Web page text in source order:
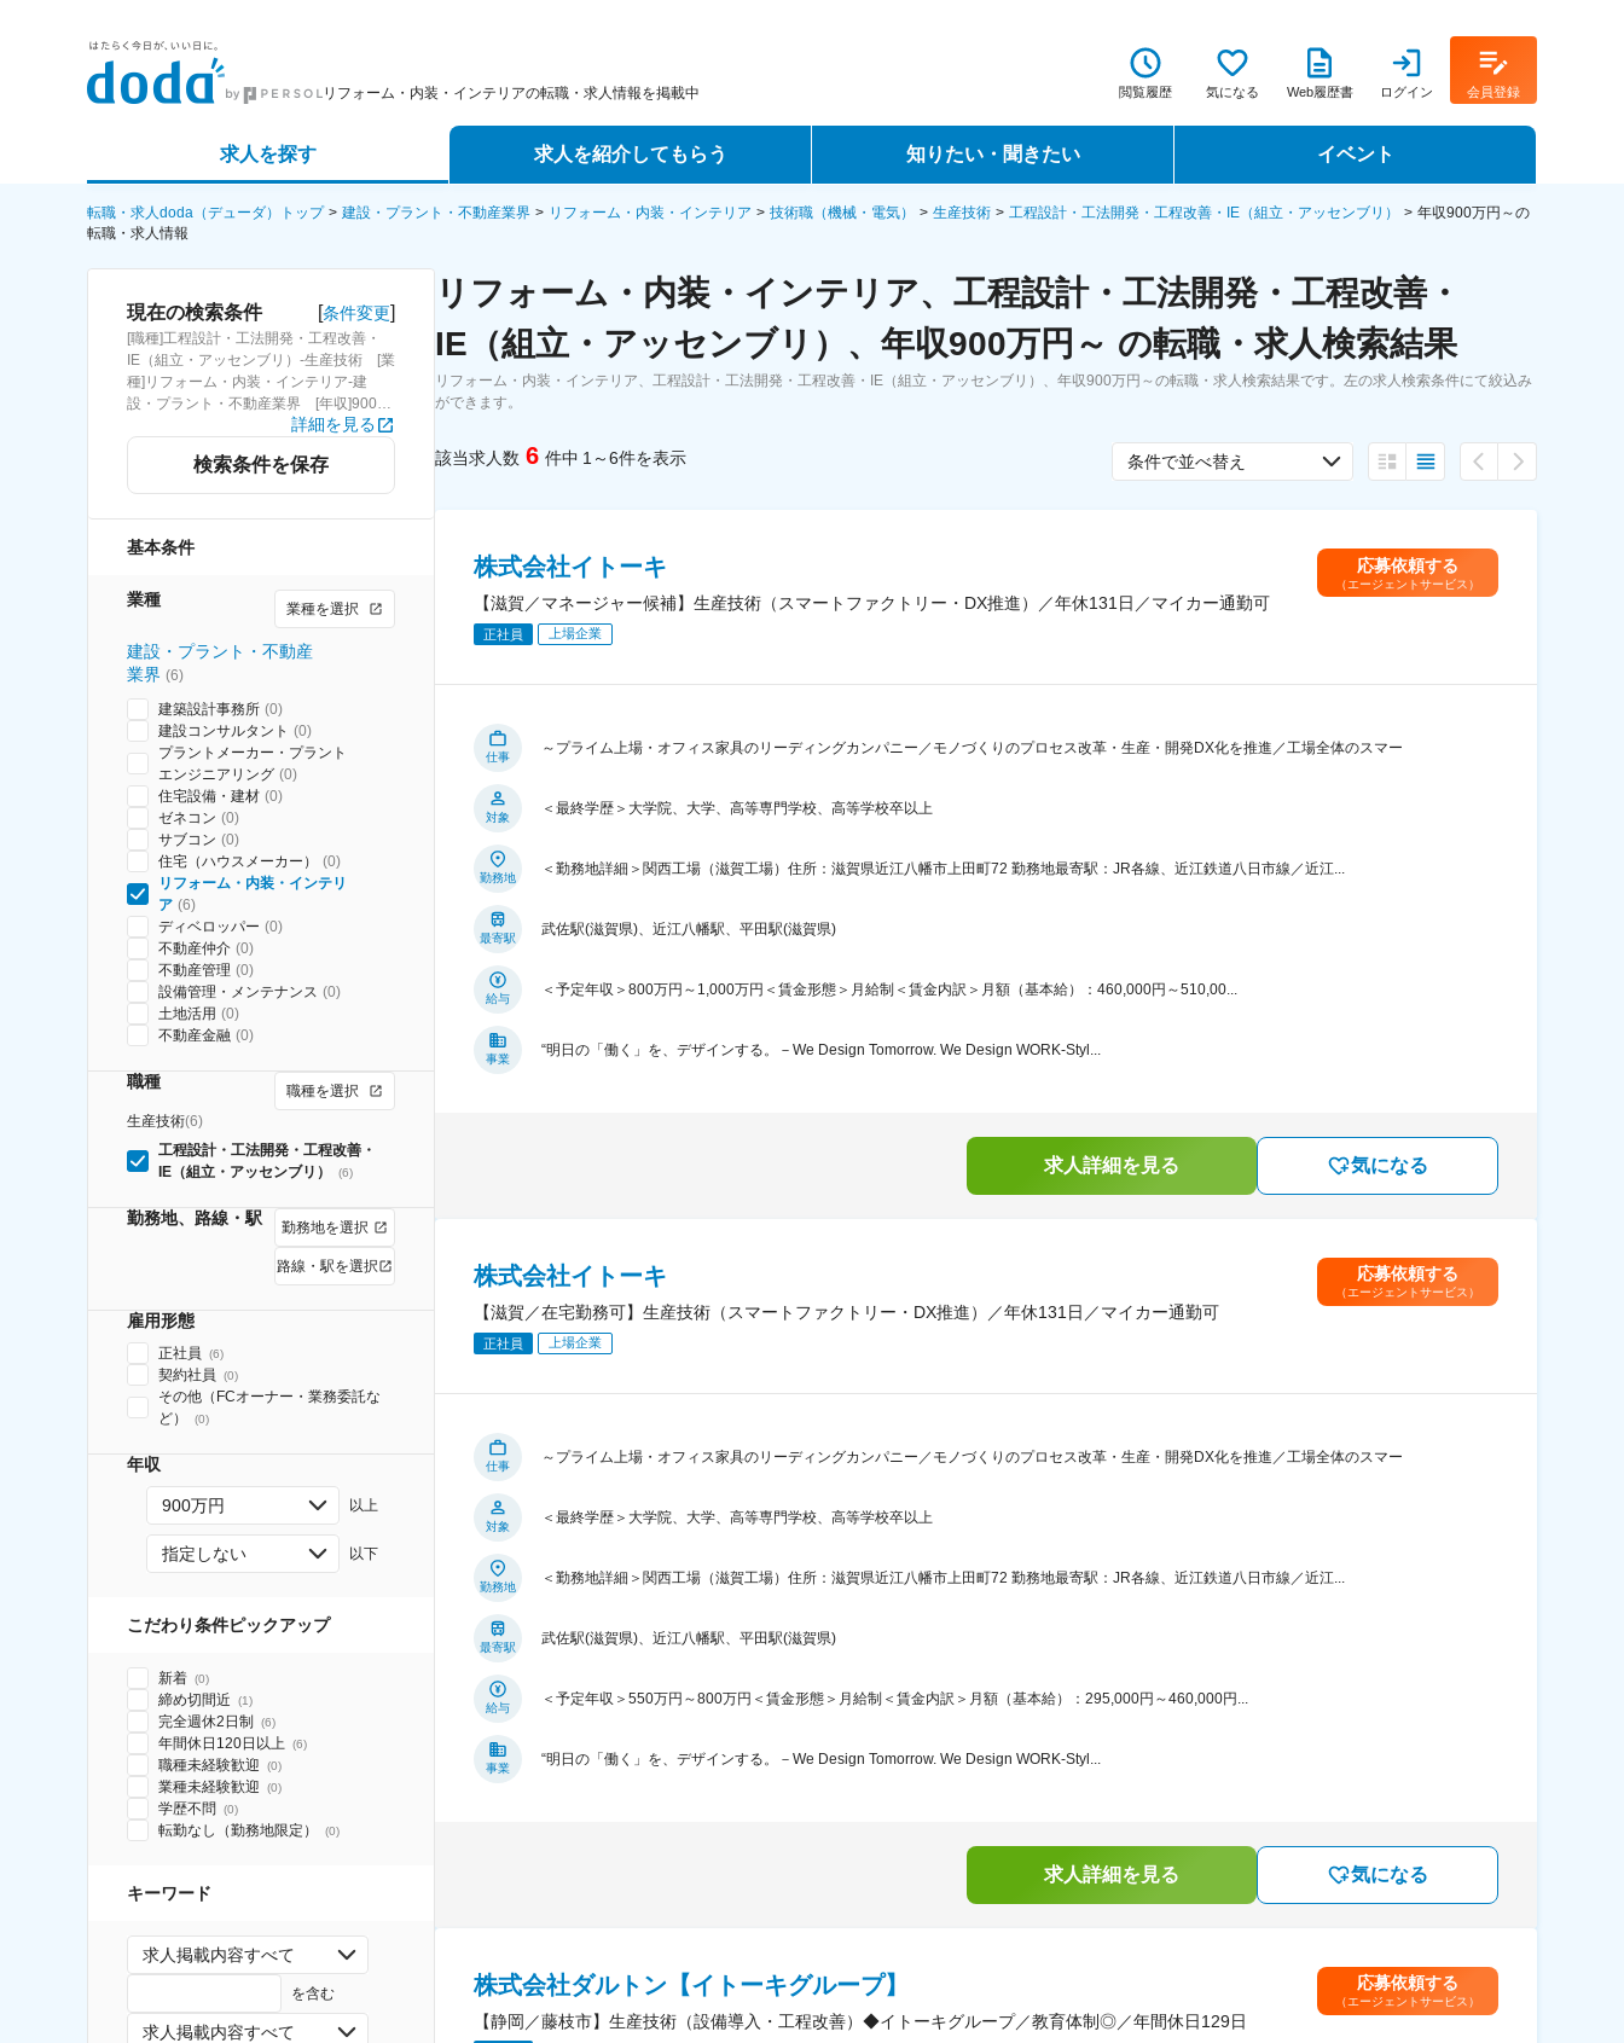
リフォーム・内装・インテリアの転職・求人情報を掲載中 閲覧履歴 気になる Web履歴書 ログイン 会員登録
求人を探す
詳細条件から探す
新着求人から探す
求人特集から探す
求人を紹介してもらう
エージェントサービス
パートナーエージェントサービス
知りたい・聞きたい
転職ノウハウ
コラム・インタビュー
転職Q&A
イベント
転職イベント・転職セミナー
転職フェア
転職セミナー動画
転職・求人doda（デューダ）トップ 建設・プラント・不動産業界 リフォーム・内装・インテリア 技術職（機械・電気） 生産技術 工程設計・工法開発・工程改善・IE（組立・アッセンブリ）
年収900万円～の
転職・求人情報
現在の検索条件 [条件変更]
[職種]工程設計・工法開発・工程改善・
IE（組立・アッセンブリ）-生産技術 [業
種]リフォーム・内装・インテリア-建
設・プラント・不動産業界 [年収]900万
詳細を見る
検索条件を保存
基本条件
業種 業種を選択
建設・プラント・不動産
業界 (6)
建築設計事務所 (0)
建設コンサルタント (0)
プラントメーカー・プラント
エンジニアリング (0)
住宅設備・建材 (0)
ゼネコン (0)
サブコン (0)
住宅（ハウスメーカー）
(0)
リフォーム・内装・インテリ
ア (6)
ディベロッパー (0)
不動産仲介 (0)
不動産管理 (0)
設備管理・メンテナンス (0)
土地活用 (0)
不動産金融 (0)
職種
職種を選択
生産技術(6)
工程設計・工法開発・工程改善・
IE（組立・アッセンブリ）
(6)
勤務地、路線・駅 勤務地を選択
路線・駅を選択
雇用形態
正社員 (6)
契約社員 (0)
その他（FCオーナー・業務委託な
ど）
(0)
年収
900万円 以上
指定しない 以下
こだわり条件ピックアップ
新着 (0)
締め切間近 (1)
完全週休2日制 (6)
年間休日120日以上 (6)
職種未経験歓迎 (0)
業種未経験歓迎 (0)
学歴不問 (0)
転勤なし（勤務地限定） (0)
キーワード
求人掲載内容すべて
を含む
求人掲載内容すべて
リフォーム・内装・インテリア、工程設計・工法開発・工程改善・
IE（組立・アッセンブリ）、年収900万円～ の転職・求人検索結果
リフォーム・内装・インテリア、工程設計・工法開発・工程改善・IE（組立・アッセンブリ）、年収900万円～の転職・求人検索結果です。左の求人検索条件にて絞込み
ができます。
該当求人数 6 件中 1～6件を表示 条件で並べ替え
株式会社イトーキ
【滋賀／マネージャー候補】生産技術（スマートファクトリー・DX推進）／年休131日／マイカー通勤可
正社員 上場企業
応募依頼する
（エージェントサービス）
仕事
～プライム上場・オフィス家具のリーディングカンパニー／モノづくりのプロセス改革・生産・開発DX化を推進／工場全体のスマー
対象
＜最終学歴＞大学院、大学、高等専門学校、高等学校卒以上
勤務地
＜勤務地詳細＞関西工場（滋賀工場）住所：滋賀県近江八幡市上田町72 勤務地最寄駅：JR各線、近江鉄道八日市線／近江...
最寄駅
武佐駅(滋賀県)、近江八幡駅、平田駅(滋賀県)
給与
＜予定年収＞800万円～1,000万円＜賃金形態＞月給制＜賃金内訳＞月額（基本給）：460,000円～510,00...
事業
“明日の「働く」を、デザインする。－We Design Tomorrow. We Design WORK-Styl...
求人詳細を見る 気になる
株式会社イトーキ
【滋賀／在宅勤務可】生産技術（スマートファクトリー・DX推進）／年休131日／マイカー通勤可
正社員 上場企業
応募依頼する
（エージェントサービス）
仕事
～プライム上場・オフィス家具のリーディングカンパニー／モノづくりのプロセス改革・生産・開発DX化を推進／工場全体のスマー
対象
＜最終学歴＞大学院、大学、高等専門学校、高等学校卒以上
勤務地
＜勤務地詳細＞関西工場（滋賀工場）住所：滋賀県近江八幡市上田町72 勤務地最寄駅：JR各線、近江鉄道八日市線／近江...
最寄駅
武佐駅(滋賀県)、近江八幡駅、平田駅(滋賀県)
給与
＜予定年収＞550万円～800万円＜賃金形態＞月給制＜賃金内訳＞月額（基本給）：295,000円～460,000円...
事業
“明日の「働く」を、デザインする。－We Design Tomorrow. We Design WORK-Styl...
求人詳細を見る 気になる
株式会社ダルトン【イトーキグループ】
【静岡／藤枝市】生産技術（設備導入・工程改善）◆イトーキグループ／教育体制◎／年間休日129日
応募依頼する
（エージェントサービス）